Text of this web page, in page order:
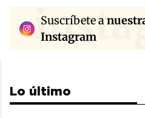
Suscríbete a
Instagram
Lo último